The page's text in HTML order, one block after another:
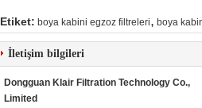
Etiket: boya kabini egzoz filtreleri, boya
İletişim bilgileri
Dongguan Klair Filtration Technology Co.,
Limited